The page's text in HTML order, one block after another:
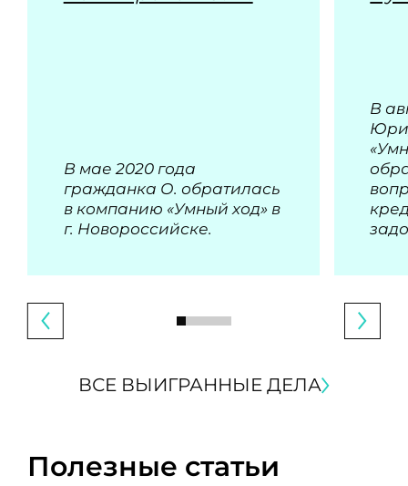
В мае 2020 года
гражданка О. обратилась
в компанию «Умный ход» в
г. Новороссийске.
В
ВСЕ ВЫИГРАННЫЕ ДЕЛА
Полезные статьи